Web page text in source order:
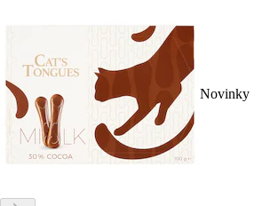
Novinky